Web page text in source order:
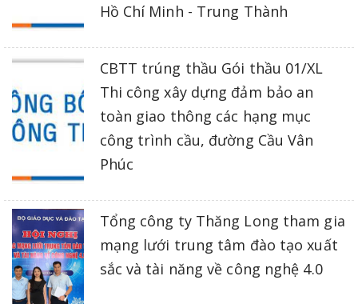
Hồ Chí Minh - Trung Thành
CBTT trúng thầu Gói thầu 01/XL
Thi công xây dựng đảm bảo an
toàn giao thông các hạng mục
công trình cầu, đường Cầu Vân
Phúc
Tổng công ty Thăng Long tham gia
mạng lưới trung tâm đào tạo xuất
sắc và tài năng về công nghệ 4.0